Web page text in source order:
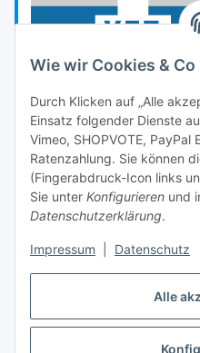
Alle
Wie wir Cookies &
Durch Klicken auf „Alle
Einsatz folgender Dienste
Vimeo, SHOPVOTE, PayPal
Ratenzahlung. Sie können
(Fingerabdruck-Icon links
Sie unter Konfigurieren und
Datenschutzerklärung.
Impressum Datenschutz
Vertrag